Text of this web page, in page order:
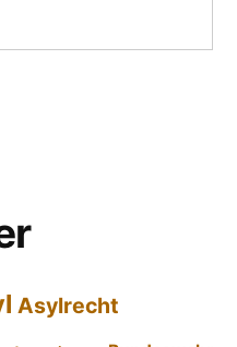
Asylrecht